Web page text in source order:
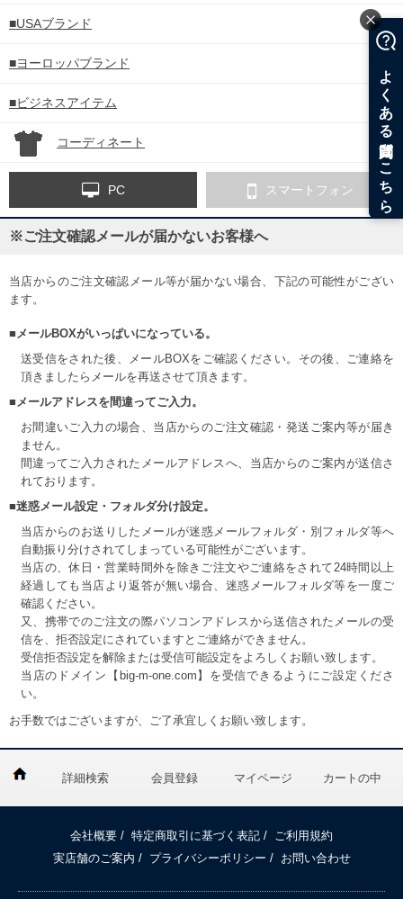
■USAブランド
■ヨーロッパブランド
■ビジネスアイテム
コーディネート
PC スマートフォン
※ご注文確認メールが届かないお客様へ
当店からのご注文確認メール等が届かない場合、下記の可能性がござい
ます。
■メールBOXがいっぱいになっている。
送受信をされた後、メールBOXをご確認ください。その後、ご連絡を
頂きましたらメールを再送させて頂きます。
■メールアドレスを間違ってご入力。
お間違いご入力の場合、当店からのご注文確認・発送ご案内等が届き
ません。
間違ってご入力されたメールアドレスへ、当店からのご案内が送信さ
れております。
■迷惑メール設定・フォルダ分け設定。
当店からのお送りしたメールが迷惑メールフォルダ・別フォルダ等へ
自動振り分けされてしまっている可能性がございます。
当店の、休日・営業時間外を除きご注文やご連絡をされて24時間以上
経過しても当店より返答が無い場合、迷惑メールフォルダ等を一度ご
確認ください。
又、携帯でのご注文の際パソコンアドレスから送信されたメールの受
信を、拒否設定にされていますとご連絡ができません。
受信拒否設定を解除または受信可能設定をよろしくお願い致します。
当店のドメイン【big-m-one.com】を受信できるようにご設定くださ
い。
お手数ではございますが、ご了承宜しくお願い致します。
詳細検索 会員登録 マイページ カートの中
会社概要 / 特定商取引に基づく表記 /
ご利用規約
実店舗のご案内 / プライバシーポリシー / お問い合わせ